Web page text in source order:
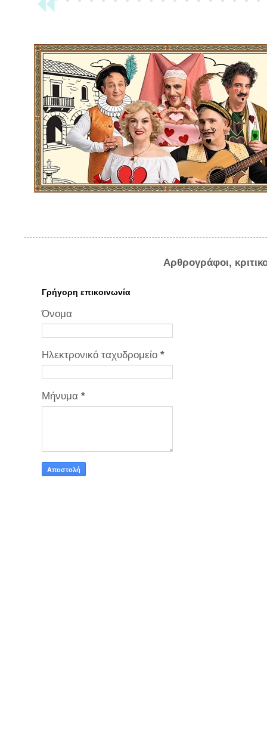
Αρθρογράφοι,
Γρήγορη επικοινωνία
Όνομα
Ηλεκτρονικό ταχυδρομείο *
Μήνυμα *